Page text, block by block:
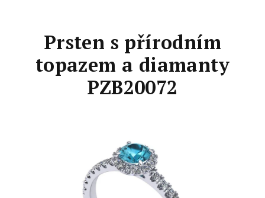
Prsten s přírodním
topazem a diamanty
PZB20072